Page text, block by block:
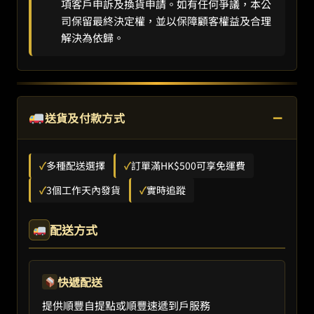
項客戶申訴及換貨申請。如有任何爭議，本公
司保留最終決定權，並以保障顧客權益及合理
解決為依歸。
送貨及付款方式 −
✓多種配送選擇 ✓訂單滿HK$500可享免運費
✓3個工作天內發貨 ✓實時追蹤
配送方式
快遞配送
提供順豐自提點或順豐速遞到戶服務